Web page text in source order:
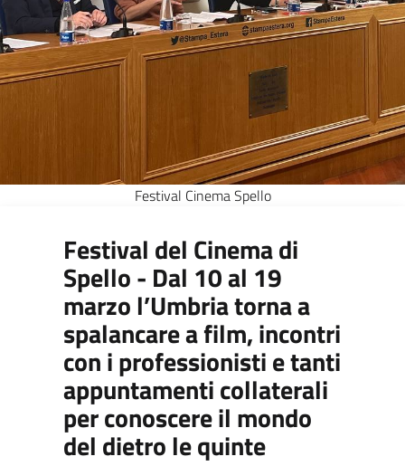
Festival Cinema Spello
Festival del Cinema di
Spello - Dal 10 al 19
marzo l’Umbria torna a
spalancare a film, incontri
con i professionisti e tanti
appuntamenti collaterali
per conoscere il mondo
del dietro le quinte